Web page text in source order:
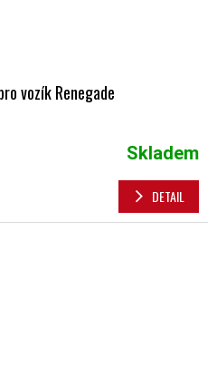
vozík Renegade
Skladem
DETAIL